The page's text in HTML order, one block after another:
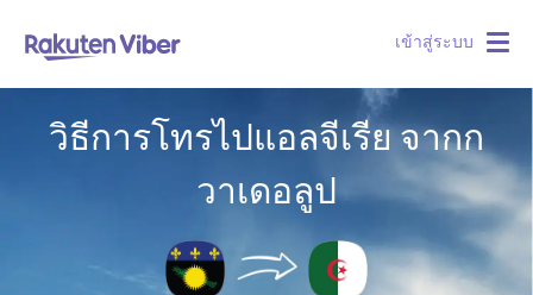
เข้าสู่ระบบ
วิธีการโทรไปแอลจีเรีย จากก
วาเดอลูป